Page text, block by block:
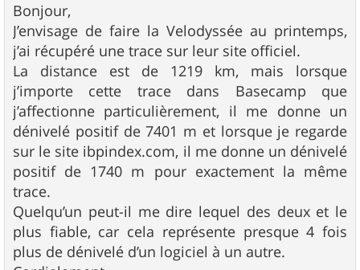
s
s
a
g
e
Bonjour,
J’envisage de faire la Velodyssée au printemps,
j’ai récupéré une trace sur leur site officiel.
La distance est de 1219 km, mais lorsque
j’importe cette trace dans Basecamp que
j’affectionne particulièrement, il me donne un
dénivelé positif de 7401 m et lorsque je regarde
sur le site ibpindex.com, il me donne un dénivelé
positif de 1740 m pour exactement la même
trace.
Quelqu’un peut-il me dire lequel des deux et le
plus fiable, car cela représente presque 4 fois
plus de dénivelé d’un logiciel à un autre.